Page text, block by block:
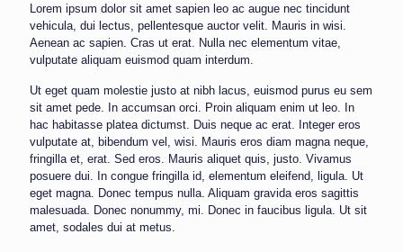
Lorem ipsum dolor sit amet sapien leo ac augue nec tincidunt
vehicula, dui lectus, pellentesque auctor velit. Mauris in wisi.
Aenean ac sapien. Cras ut erat. Nulla nec elementum vitae,
vulputate aliquam euismod quam interdum.
Ut eget quam molestie justo at nibh lacus, euismod purus eu sem
sit amet pede. In accumsan orci. Proin aliquam enim ut leo. In
hac habitasse platea dictumst. Duis neque ac erat. Integer eros
vulputate at, bibendum vel, wisi. Mauris eros diam magna neque,
fringilla et, erat. Sed eros. Mauris aliquet quis, justo. Vivamus
posuere dui. In congue fringilla id, elementum eleifend, ligula. Ut
eget magna. Donec tempus nulla. Aliquam gravida eros sagittis
malesuada. Donec nonummy, mi. Donec in faucibus ligula. Ut sit
amet, sodales dui at metus.